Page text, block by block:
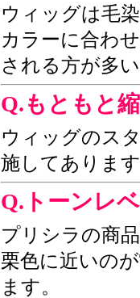
ウィッグは毛
カラーに合わ
される方が多
Q.もともと
ウィッグのス
施してありま
Q.トーンレ
プリシラの商
栗色に近いの
ます。